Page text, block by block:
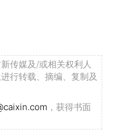
传媒及/或相关权利人
行转载、摘编、复制及
，获得书面